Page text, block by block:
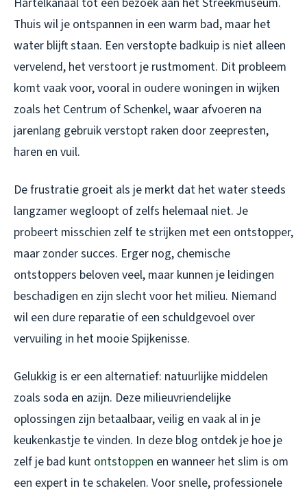
Thuis wil je ontspannen in een warm bad, maar het
water blijft staan. Een verstopte badkuip is niet alleen
vervelend, het verstoort je rustmoment. Dit probleem
komt vaak voor, vooral in oudere woningen in wijken
zoals het Centrum of Schenkel, waar afvoeren na
jarenlang gebruik verstopt raken door zeepresten,
haren en vuil.
De frustratie groeit als je merkt dat het water steeds
langzamer wegloopt of zelfs helemaal niet. Je
probeert misschien zelf te strijken met een ontstopper,
maar zonder succes. Erger nog, chemische
ontstoppers beloven veel, maar kunnen je leidingen
beschadigen en zijn slecht voor het milieu. Niemand
wil een dure reparatie of een schuldgevoel over
vervuiling in het mooie Spijkenisse.
Gelukkig is er een alternatief: natuurlijke middelen
zoals soda en azijn. Deze milieuvriendelijke
oplossingen zijn betaalbaar, veilig en vaak al in je
keukenkastje te vinden. In deze blog ontdek je hoe je
zelf je bad kunt ontstoppen en wanneer het slim is om
een expert in te schakelen. Voor snelle, professionele